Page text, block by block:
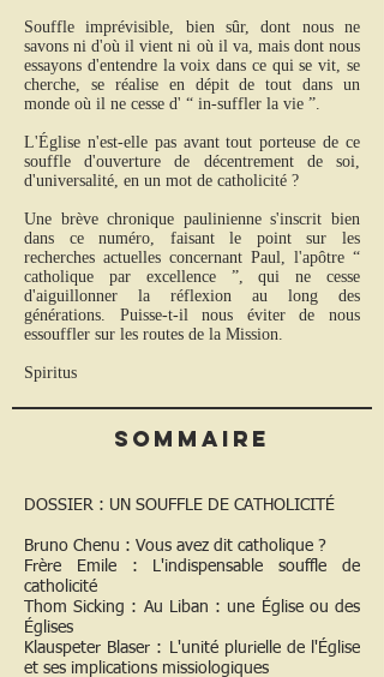
Souffle imprévisible, bien sûr, dont nous ne
savons ni d'où il vient ni où il va, mais dont nous
essayons d'entendre la voix dans ce qui se vit, se
cherche, se réalise en dépit de tout dans un
monde où il ne cesse d' “ in-suffler la vie ”.
L'Église n'est-elle pas avant tout porteuse de ce
souffle d'ouverture de décentrement de soi,
d'universalité, en un mot de catholicité ?
Une brève chronique paulinienne s'inscrit bien
dans ce numéro, faisant le point sur les
recherches actuelles concernant Paul, l'apôtre “
catholique par excellence ”, qui ne cesse
d'aiguillonner la réflexion au long des
générations. Puisse-t-il nous éviter de nous
essouffler sur les routes de la Mission.
Spiritus
Sommaire
DOSSIER : UN SOUFFLE DE CATHOLICITÉ
Bruno Chenu : Vous avez dit catholique ?
Frère Emile : L'indispensable souffle de
catholicité
Thom Sicking : Au Liban : une Église ou des
Églises
Klauspeter Blaser : L'unité plurielle de l'Église
et ses implications missiologiques